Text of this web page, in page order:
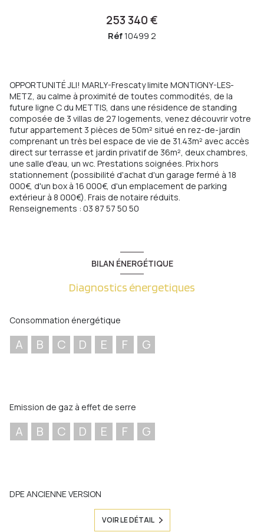
253 340 €
Réf10499 2
OPPORTUNITÉ JLI! MARLY-Frescaty limite MONTIGNY-LES-
METZ, au calme à proximité de toutes commodités, de la
future ligne C du METTIS, dans une résidence de standing
composée de 3 villas de 27 logements, venez découvrir votre
futur appartement 3 pièces de 50m² situé en rez-de-jardin
comprenant un très bel espace de vie de 31.43m² avec accès
direct sur terrasse et jardin privatif de 36m², deux chambres,
une salle d'eau, un wc. Prestations soignées. Prix hors
stationnement (possibilité d'achat d'un garage fermé à 18
000€, d'un box à 16 000€, d'un emplacement de parking
extérieur à 8 000€). Frais de notaire réduits.
Renseignements : 03 87 57 50 50
BILAN ÉNERGÉTIQUE
Diagnostics énergetiques
Consommation énergétique
A B C D E F G
Emission de gaz à effet de serre
A B C D E F G
DPE ANCIENNE VERSION
VOIR LE DÉTAIL